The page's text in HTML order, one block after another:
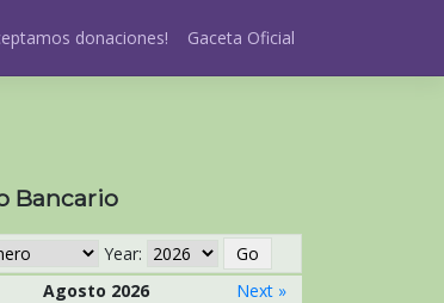
donaciones! Gaceta Oficial
Bancario
Year:
Agosto 2026 Next »